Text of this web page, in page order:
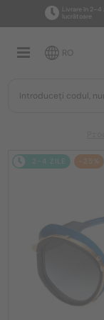
Livrare în 2–4 zile
lucrătoare
RO
2-4 ZILE -25%